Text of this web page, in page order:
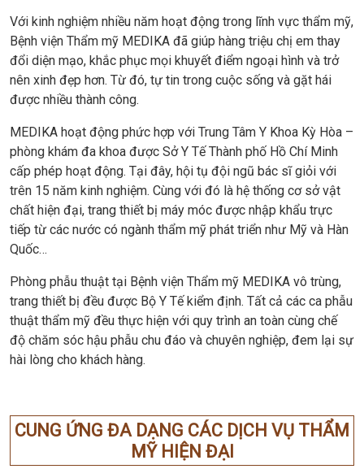
Với kinh nghiệm nhiều năm hoạt động trong lĩnh vực thẩm mỹ,
Bệnh viện Thẩm mỹ MEDIKA đã giúp hàng triệu chị em thay
đổi diện mạo, khắc phục mọi khuyết điểm ngoại hình và trở
nên xinh đẹp hơn. Từ đó, tự tin trong cuộc sống và gặt hái
được nhiều thành công.
MEDIKA hoạt động phức hợp với Trung Tâm Y Khoa Kỳ Hòa –
phòng khám đa khoa được Sở Y Tế Thành phố Hồ Chí Minh
cấp phép hoạt động. Tại đây, hội tụ đội ngũ bác sĩ giỏi với
trên 15 năm kinh nghiệm. Cùng với đó là hệ thống cơ sở vật
chất hiện đại, trang thiết bị máy móc được nhập khẩu trực
tiếp từ các nước có ngành thẩm mỹ phát triển như Mỹ và Hàn
Quốc…
Phòng phẫu thuật tại Bệnh viện Thẩm mỹ MEDIKA vô trùng,
trang thiết bị đều được Bộ Y Tế kiểm định. Tất cả các ca phẫu
thuật thẩm mỹ đều thực hiện với quy trình an toàn cùng chế
độ chăm sóc hậu phẫu chu đáo và chuyên nghiệp, đem lại sự
hài lòng cho khách hàng.
CUNG ỨNG ĐA DẠNG CÁC DỊCH VỤ THẨM
MỸ HIỆN ĐẠI